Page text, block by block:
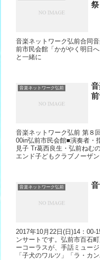
祭
音楽ネットワーク弘前合同
前市民会館「かがやく明日
と一緒に
音楽ネットワーク弘前
音楽ネットワーク弘前 第８
00in弘前市民会館■演奏者・
見子 Tr葛西良生・弘前ねむ
エンド子どもクラブノーザ
音楽ネットワーク弘前
2017年10月22日(日)14：00-
ンサートです。弘前市百石
ーコーラスが、手話ミュー
「子犬のワルツ」「ラ・カ